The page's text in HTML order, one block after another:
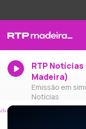
RTP Notícias
Madeira)
Emissão em
Notícias